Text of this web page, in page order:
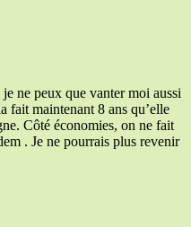
ne peux que vanter moi aussi
fait maintenant 8 ans qu’elle
Côté économies, on ne fait
. Je ne pourrais plus revenir